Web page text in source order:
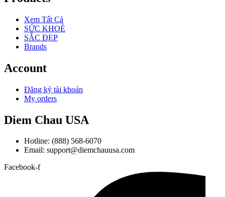
Xem Tất Cả
SỨC KHOẺ
SẮC ĐẸP
Brands
Account
Đăng ký tài khoản
My orders
Diem Chau USA
Hotline: (888) 568-6070
Email: support@diemchauusa.com
Facebook-f